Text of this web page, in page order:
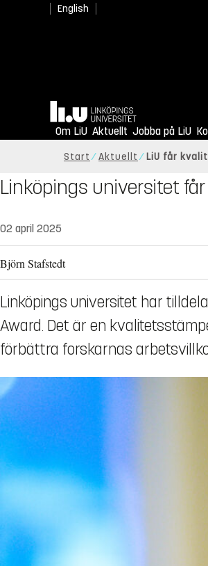
English
Hem
Om LiU Aktuellt Jobba på LiU
Start Aktuellt LiU får
Linköpings universitet
02 april 2025
Björn Stafstedt
Linköpings universitet har
Award. Det är en
förbättra forskarnas